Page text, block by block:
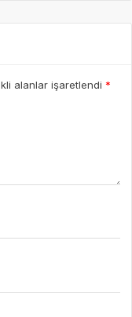
alanlar işaretlendi *